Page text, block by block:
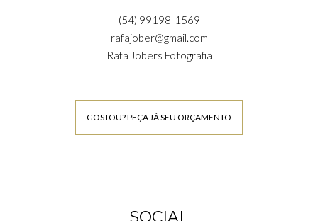
(54) 99198-1569
rafajober@gmail.com
Rafa Jobers Fotografia
GOSTOU? PEÇA JÁ SEU ORÇAMENTO
SOCIAL